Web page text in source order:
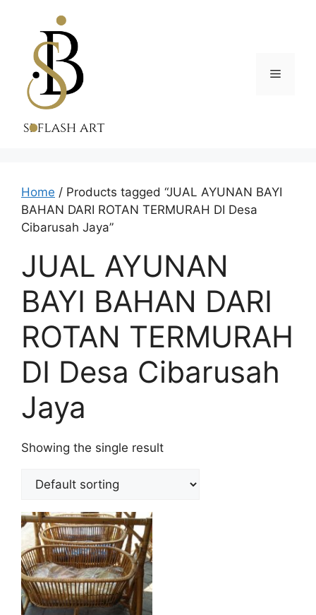
content
Menu
Home / Products tagged “JUAL AYUNAN BAYI
BAHAN DARI ROTAN TERMURAH DI Desa
Cibarusah Jaya”
JUAL AYUNAN
BAYI BAHAN DARI
ROTAN TERMURAH
DI Desa Cibarusah
Jaya
Showing the single result